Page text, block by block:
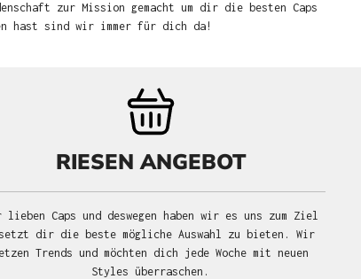
zur Mission gemacht um dir die besten Caps
hast sind wir immer für dich da!
RIESEN ANGEBOT
lieben Caps und deswegen haben wir es uns zum Ziel
dir die beste mögliche Auswahl zu bieten. Wir
Trends und möchten dich jede Woche mit neuen
Styles überraschen.